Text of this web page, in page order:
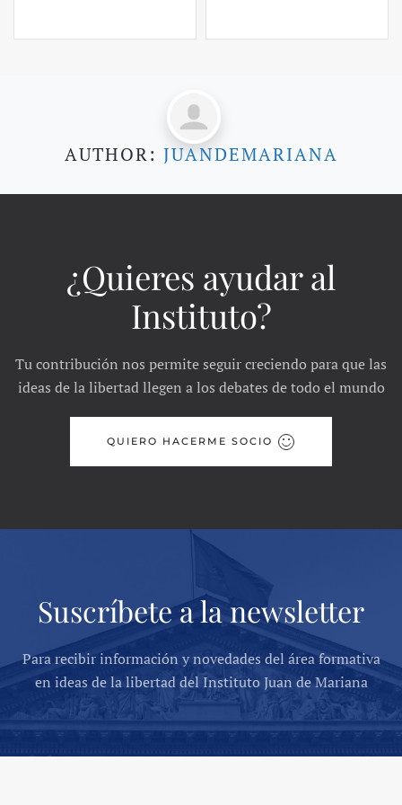
AUTHOR: JUANDEMARIANA
¿Quieres ayudar al
Instituto?
Tu contribución nos permite seguir creciendo para que las
ideas de la libertad llegen a los debates de todo el mundo
QUIERO HACERME SOCIO
Suscríbete a la newsletter
Para recibir información y novedades del área formativa
en ideas de la libertad del Instituto Juan de Mariana